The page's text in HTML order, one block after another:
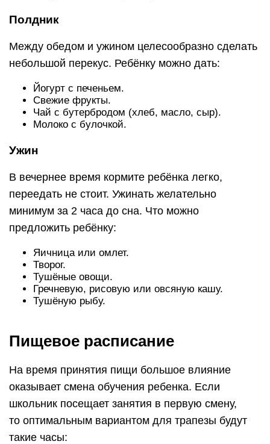
Полдник
Между обедом и ужином целесообразно сделать
небольшой перекус. Ребёнку можно дать:
Йогурт с печеньем.
Свежие фрукты.
Чай с бутербродом (хлеб, масло, сыр).
Молоко с булочкой.
Ужин
В вечернее время кормите ребёнка легко,
переедать не стоит. Ужинать желательно
минимум за 2 часа до сна. Что можно
предложить ребёнку:
Яичница или омлет.
Творог.
Тушёные овощи.
Гречневую, рисовую или овсяную кашу.
Тушёную рыбу.
Пищевое расписание
На время принятия пищи большое влияние
оказывает смена обучения ребенка. Если
школьник посещает занятия в первую смену,
то оптимальным вариантом для трапезы будут
такие часы: